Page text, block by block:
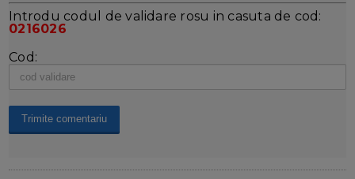
Introdu codul de validare rosu in casuta de cod:
0216026
Cod: